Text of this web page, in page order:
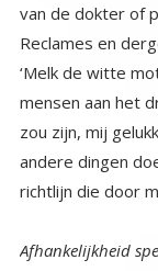
richtlijn die door
Afhankelijkheid